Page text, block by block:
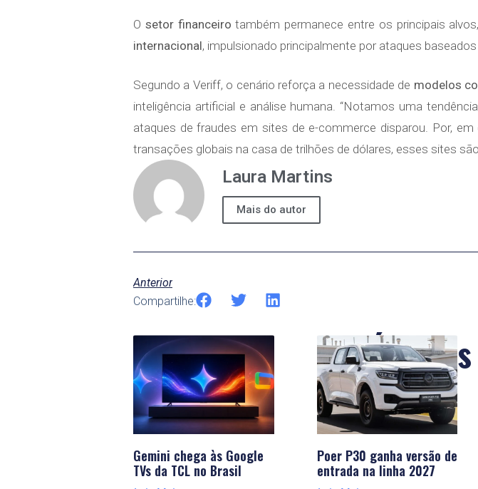
O setor financeiro também permanece entre os principais
internacional, impulsionado principalmente por ataques
Segundo a Veriff, o cenário reforça a necessidade de modelos
inteligência artificial e análise humana. “Notamos uma
ataques de fraudes em sites de e-commerce disparou. Por,
transações globais na casa de trilhões de dólares, esses sites
Laura Martins
Mais do autor
Anterior
Compartilhe:
Gemini chega às Google
TVs da TCL no Brasil
Poer P30 ganha versão de
entrada na linha 2027